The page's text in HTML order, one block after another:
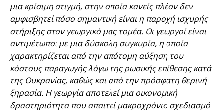
μια κρίσιμη στιγμή, στην οποία κανείς πλέον δεν
αμφισβητεί πόσο σημαντική είναι η παροχή ισχυρής
στήριξης στον γεωργικό μας τομέα. Οι γεωργοί είναι
αντιμέτωποι με μια δύσκολη συγκυρία, η οποία
χαρακτηρίζεται από την απότομη αύξηση του
κόστους παραγωγής λόγω της ρωσικής επίθεσης κατά
της Ουκρανίας, καθώς και από την πρόσφατη θερινή
ξηρασία. Η γεωργία αποτελεί μια οικονομική
δραστηριότητα που απαιτεί μακροχρόνιο σχεδιασμό